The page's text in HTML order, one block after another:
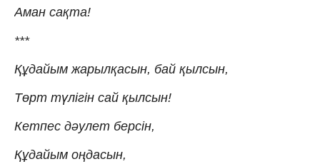
Аман сақта!
***
Құдайым жарылқасын, бай қылсын,
Төрт түлігін сай қылсын!
Кетпес дəулет берсін,
Құдайым оңдасын,